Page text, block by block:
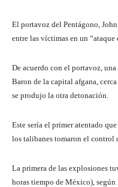
El portavoz del Pentágono,
entre las víctimas en un
De acuerdo con el portavoz,
Baron de la capital afgana,
se produjo la otra detonación.
Este sería el primer atentado
los talibanes tomaron el control
La primera de las explosiones
horas tiempo de México), según